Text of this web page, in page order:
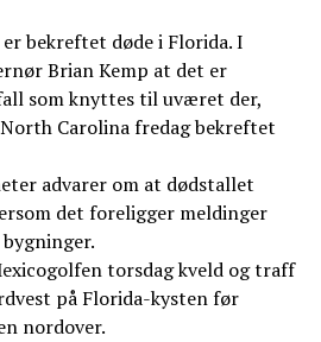
bekreftet døde i Florida. I
Brian Kemp at det er
som knyttes til uværet der,
Carolina fredag bekreftet
advarer om at dødstallet
det foreligger meldinger
torsdag kveld og traff
på Florida-kysten før
nordover.